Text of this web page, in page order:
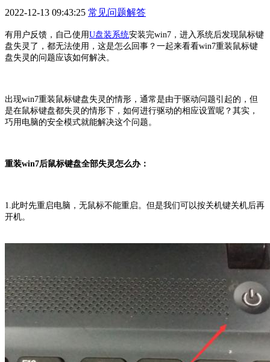
2022-12-13 09:43:25 常见问题解答
有用户反馈，自己使用U盘装系统安装完win7，进入系统后发现鼠标键
盘失灵了，都无法使用，这是怎么回事？一起来看看win7重装鼠标键
盘失灵的问题应该如何解决。
出现win7重装鼠标键盘失灵的情形，通常是由于驱动问题引起的，但
是在鼠标键盘都失灵的情形下，如何进行驱动的相应设置呢？其实，
巧用电脑的安全模式就能解决这个问题。
重装win7后鼠标键盘全部失灵怎么办：
1.此时先重启电脑，无鼠标不能重启。但是我们可以按关机键关机后再
开机。